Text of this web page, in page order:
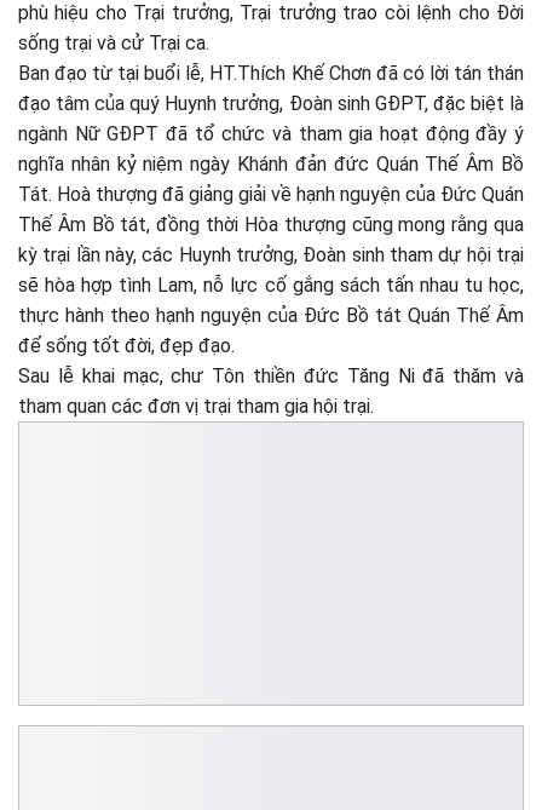
phù hiệu cho Trại trưởng, Trại trưởng trao còi lệnh cho Đời
sống trại và cử Trại ca.
Ban đạo từ tại buổi lễ, HT.Thích Khế Chơn đã có lời tán thán
đạo tâm của quý Huynh trưởng, Đoàn sinh GĐPT, đặc biệt là
ngành Nữ GĐPT đã tổ chức và tham gia hoạt động đầy ý
nghĩa nhân kỷ niệm ngày Khánh đản đức Quán Thế Âm Bồ
Tát. Hoà thượng đã giảng giải về hạnh nguyện của Đức Quán
Thế Âm Bồ tát, đồng thời Hòa thượng cũng mong rằng qua
kỳ trại lần này, các Huynh trưởng, Đoàn sinh tham dự hội trại
sẽ hòa hợp tình Lam, nỗ lực cố gắng sách tấn nhau tu học,
thực hành theo hạnh nguyện của Đức Bồ tát Quán Thế Âm
để sống tốt đời, đẹp đạo.
Sau lễ khai mạc, chư Tôn thiền đức Tăng Ni đã thăm và
tham quan các đơn vị trại tham gia hội trại.